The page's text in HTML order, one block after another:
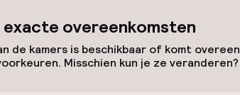
exacte overeenkomsten
de kamers is beschikbaar of komt overeen
Misschien kun je ze veranderen?